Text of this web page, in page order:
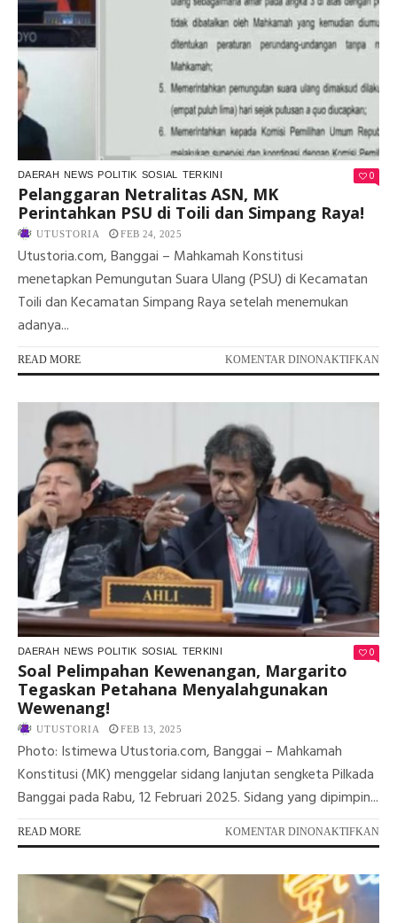
DI
DAERAH NEWS POLITIK SOSIAL TERKINI 0
Pelanggaran Netralitas ASN, MK
Perintahkan PSU di Toili dan Simpang Raya!
UTUSTORIA FEB 24, 2025
Utustoria.com, Banggai – Mahkamah Konstitusi
menetapkan Pemungutan Suara Ulang (PSU) di Kecamatan
Toili dan Kecamatan Simpang Raya setelah menemukan
adanya...
READ MORE KOMENTAR DINONAKTIFKAN
DAERAH NEWS POLITIK SOSIAL TERKINI 0
Soal Pelimpahan Kewenangan, Margarito
Tegaskan Petahana Menyalahgunakan
Wewenang!
UTUSTORIA FEB 13, 2025
Photo: Istimewa Utustoria.com, Banggai – Mahkamah
Konstitusi (MK) menggelar sidang lanjutan sengketa Pilkada
Banggai pada Rabu, 12 Februari 2025. Sidang yang dipimpin...
READ MORE KOMENTAR DINONAKTIFKAN